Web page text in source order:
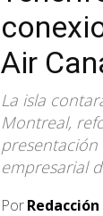
Air
La isla
Montreal,
presentación
empresarial
PorRedacción